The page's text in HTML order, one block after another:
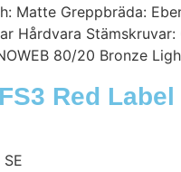
Matte Greppbräda:
Hårdvara
80/20 Bronze
Red